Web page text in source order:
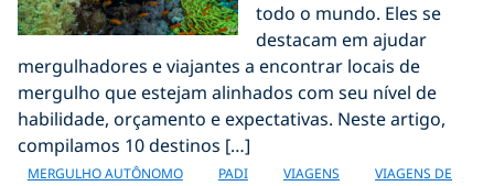
todo o mundo. Eles se
destacam em ajudar
mergulhadores e viajantes a encontrar locais de
mergulho que estejam alinhados com seu nível de
habilidade, orçamento e expectativas. Neste artigo,
compilamos 10 destinos […]
MERGULHO AUTÔNOMO PADI VIAGENS
VIAGENS DE